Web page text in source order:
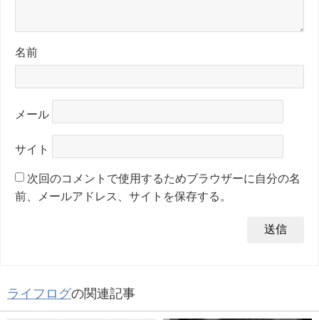
名前
メール
サイト
次回のコメントで使用するためブラウザーに自分の名
前、メールアドレス、サイトを保存する。
ライフログの関連記事